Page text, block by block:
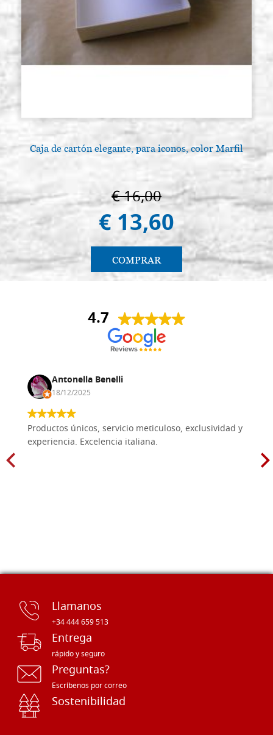
Caja de cartón elegante, para iconos, color Marfil
€ 16,00
€ 13,60
COMPRAR
4.7
Antonella Benelli
18/12/2025
Productos únicos, servicio meticuloso, exclusividad y
experiencia. Excelencia italiana.
Llamanos
+34 444 659 513
Entrega
rápido y seguro
Preguntas?
Escríbenos por correo
Sostenibilidad